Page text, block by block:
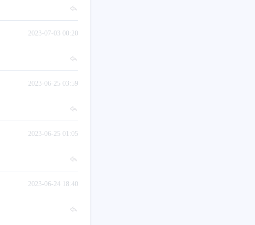
2023-07-03 00:20
2023-06-25 03:59
2023-06-25 01:05
2023-06-24 18:40